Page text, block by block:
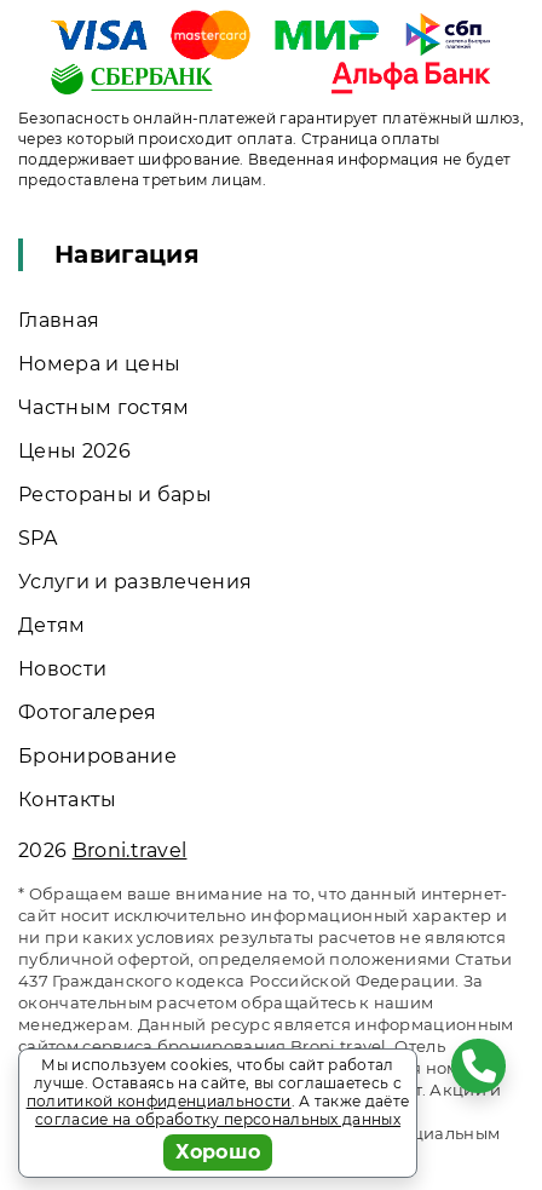
Безопасность онлайн-платежей гарантирует платёжный шлюз,
через который происходит оплата. Страница оплаты
поддерживает шифрование. Введенная информация не будет
предоставлена третьим лицам.
Навигация
Главная
Номера и цены
Частным гостям
Цены 2026
Рестораны и бары
SPA
Услуги и развлечения
Детям
Новости
Фотогалерея
Бронирование
Контакты
2026 Broni.travel
* Обращаем ваше внимание на то, что данный интернет-
сайт носит исключительно информационный характер и
ни при каких условиях результаты расчетов не являются
публичной офертой, определяемой положениями Статьи
437 Гражданского кодекса Российской Федерации. За
окончательным расчетом обращайтесь к нашим
менеджерам. Данный ресурс является информационным
сайтом сервиса бронирования Broni.travel. Отель
«Жоэквара» Гагра. Сайт онлайн бронирования номеров.
Актуальные цены, прайс-листы и наличие мест. Акции и
спецпредложения. Выгодное бронирование.
Индивидуальный менеджер. Не является официальным
сайтом объекта размещения.
Мы используем cookies, чтобы сайт работал
лучше. Оставаясь на сайте, вы соглашаетесь с
политикой конфиденциальности. А также даёте
согласие на обработку персональных данных
Хорошо